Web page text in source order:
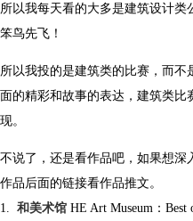
所以我每天看的大多是建筑设计
笨鸟先飞！
所以我投的是建筑类的比赛，而
面的精彩和故事的表达，建筑类
现。
不说了，还是看作品吧，如果想
作品后面的链接看作品推文。
1. 和美术馆 HE Art Museum：Best